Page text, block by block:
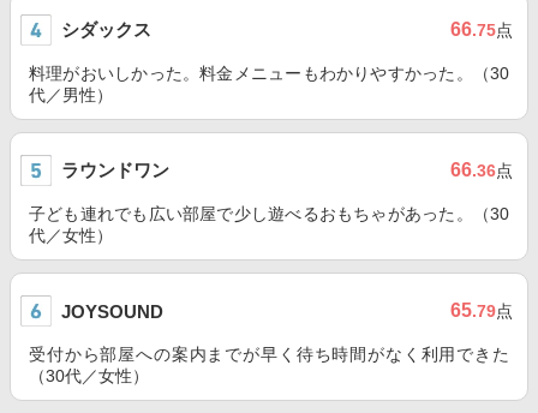
シダックス 66.75点
料理がおいしかった。料金メニューもわかりやすかった。（30
代／男性）
ラウンドワン 66.36点
子ども連れでも広い部屋で少し遊べるおもちゃがあった。（30
代／女性）
JOYSOUND 65.79点
受付から部屋への案内までが早く待ち時間がなく利用できた
（30代／女性）